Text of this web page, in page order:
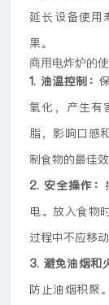
延长设备使用
果。
商用电炸炉的
1. 油温控制：
氧化，产生有
脂，影响口感
制食物的最佳效
2. 安全操作：
电。放入食物
过程中不应移
3. 避免油烟和
防止油烟积聚